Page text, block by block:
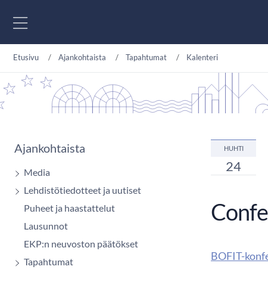
Etusivu Ajankohtaista Tapahtumat Kalenteri
Ajankohtaista
Media
Lehdistötiedotteet ja uutiset
Puheet ja haastattelut
Lausunnot
EKP:n neuvoston päätökset
Tapahtumat
HUHTI
24
BOFIT-